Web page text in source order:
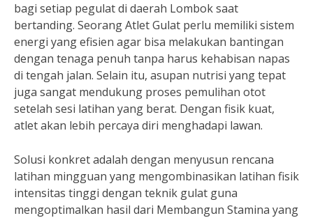
bagi setiap pegulat di daerah Lombok saat
bertanding. Seorang Atlet Gulat perlu memiliki sistem
energi yang efisien agar bisa melakukan bantingan
dengan tenaga penuh tanpa harus kehabisan napas
di tengah jalan. Selain itu, asupan nutrisi yang tepat
juga sangat mendukung proses pemulihan otot
setelah sesi latihan yang berat. Dengan fisik kuat,
atlet akan lebih percaya diri menghadapi lawan.
Solusi konkret adalah dengan menyusun rencana
latihan mingguan yang mengombinasikan latihan fisik
intensitas tinggi dengan teknik gulat guna
mengoptimalkan hasil dari Membangun Stamina yang